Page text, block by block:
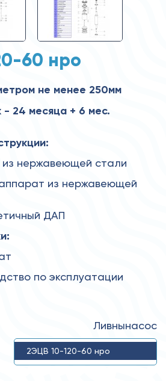
60 нро
не менее 250мм
- 24 месяца + 6 мес.
нержавеющей стали
из нержавеющей
ДАП
по эксплуатации
Ливнынасос
2ЭЦВ 10-120-60 нро